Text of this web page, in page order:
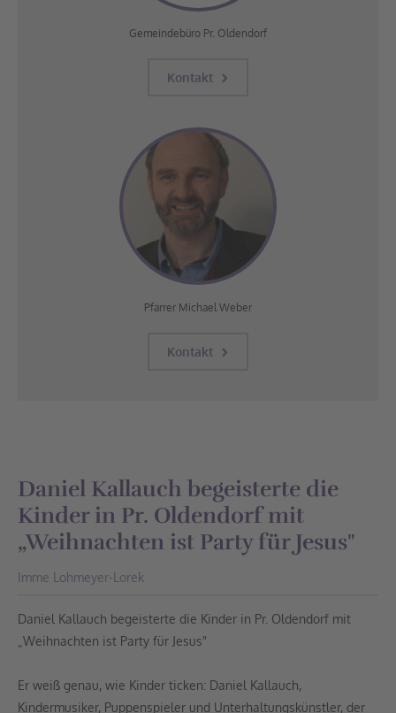
Gemeindebüro Pr. Oldendorf
Kontakt
Pfarrer Michael Weber
Kontakt
Daniel Kallauch begeisterte die
Kinder in Pr. Oldendorf mit
„Weihnachten ist Party für Jesus"
Imme Lohmeyer-Lorek
Daniel Kallauch begeisterte die Kinder in Pr. Oldendorf mit
„Weihnachten ist Party für Jesus"
Er weiß genau, wie Kinder ticken: Daniel Kallauch,
Kindermusiker, Puppenspieler und Unterhaltungskünstler, der